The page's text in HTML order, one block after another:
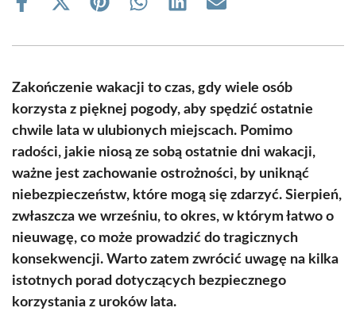
Share
Share
(Twitter)
Share Share Share Share
Zakończenie wakacji to czas, gdy wiele osób
korzysta z pięknej pogody, aby spędzić ostatnie
chwile lata w ulubionych miejscach. Pomimo
radości, jakie niosą ze sobą ostatnie dni wakacji,
ważne jest zachowanie ostrożności, by uniknąć
niebezpieczeństw, które mogą się zdarzyć. Sierpień,
zwłaszcza we wrześniu, to okres, w którym łatwo o
nieuwagę, co może prowadzić do tragicznych
konsekwencji. Warto zatem zwrócić uwagę na kilka
istotnych porad dotyczących bezpiecznego
korzystania z uroków lata.